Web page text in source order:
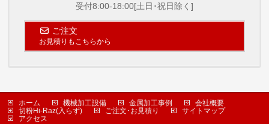
受付8:00-18:00[土日･祝日除く]
ご注文
お見積りもこちらから
ホーム 機械加工設備 金属加工事例
会社概要
切粉Hi-Raz(入らず)
ご注文･お見積り
サイトマップ
アクセス